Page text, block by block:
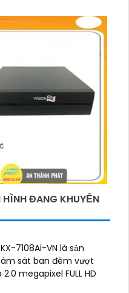
ĐANG KHUYẾN
7108Ai-VN là sản
sát ban đêm vượt